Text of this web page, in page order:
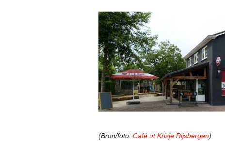
(Bron/foto: Café ut Krisje Rijsbergen)